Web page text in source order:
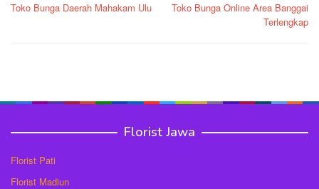
pos
Toko Bunga Daerah Mahakam Ulu
Toko Bunga Online Area Banggai
Terlengkap
Florist Jawa
Florist Pati
Florist Madiun